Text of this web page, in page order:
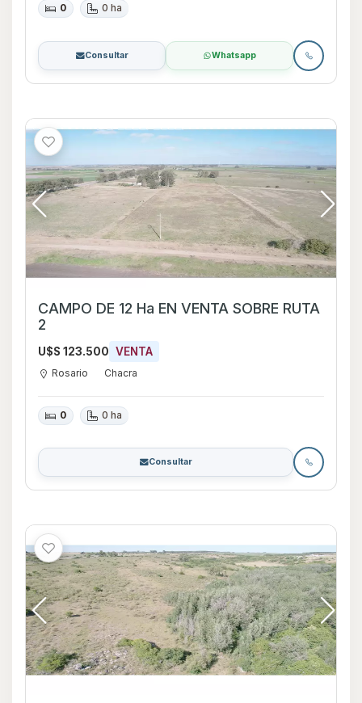
0 0 ha
Consultar Whatsapp
CAMPO DE 12 Ha EN VENTA SOBRE RUTA
2
U$S 123.500 VENTA
Rosario Chacra
0 0 ha
Consultar